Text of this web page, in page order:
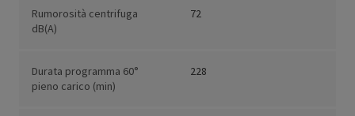
Rumorosità centrifuga
dB(A)
72
Durata programma 60°
pieno carico (min)
228